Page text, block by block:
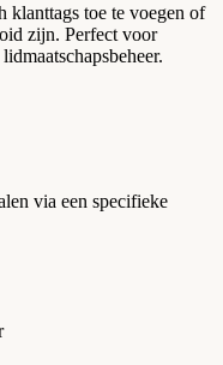
klanttags toe te voegen of
zijn. Perfect voor
via een specifieke